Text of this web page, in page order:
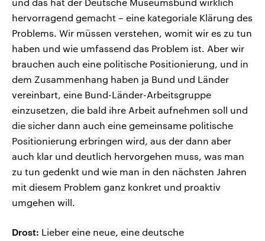
und das hat der Deutsche Museumsbund wirklich
hervorragend gemacht – eine kategoriale Klärung des
Problems. Wir müssen verstehen, womit wir es zu tun
haben und wie umfassend das Problem ist. Aber wir
brauchen auch eine politische Positionierung, und in
dem Zusammenhang haben ja Bund und Länder
vereinbart, eine Bund-Länder-Arbeitsgruppe
einzusetzen, die bald ihre Arbeit aufnehmen soll und
die sicher dann auch eine gemeinsame politische
Positionierung erbringen wird, aus der dann aber
auch klar und deutlich hervorgehen muss, was man
zu tun gedenkt und wie man in den nächsten Jahren
mit diesem Problem ganz konkret und proaktiv
umgehen will.
Drost: Lieber eine neue, eine deutsche